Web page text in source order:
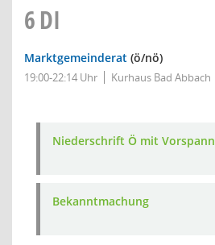
6DI
Marktgemeinderat (ö/nö)
19:00-22:14 Uhr Kurhaus Bad Abbach
Niederschrift Ö mit Vorspann
Bekanntmachung